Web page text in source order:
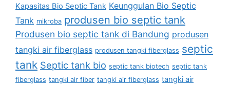
Kapasitas Bio Septic Tank Keunggulan Bio Septic
Tank mikroba produsen bio septic tank
Produsen bio septic tank di Bandung produsen
tangki air fiberglass produsen tangki fiberglass septic
tank Septic tank bio septic tank biotech septic tank
fiberglass tangki air fiber tangki air fiberglass tangki air